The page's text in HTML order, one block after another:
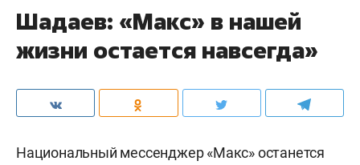
Шадаев: «Макс» в нашей
жизни остается навсегда»
Национальный мессенджер «Макс» останется